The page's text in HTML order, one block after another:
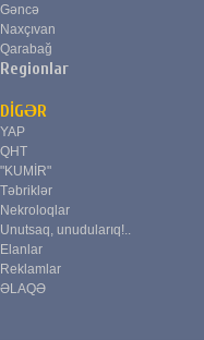
Gəncə
Naxçıvan
Qarabağ
Regionlar
DİGƏR
YAP
QHT
"KUMİR"
Təbriklər
Nekroloqlar
Unutsaq, unudularıq!..
Elanlar
Reklamlar
ƏLAQƏ